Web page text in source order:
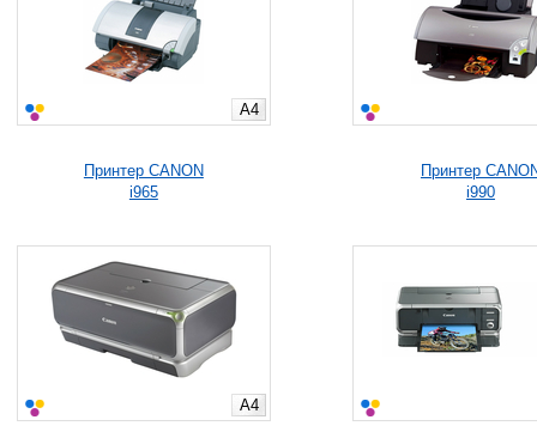
A4
Принтер CANON
i965
Принтер
i990
A4